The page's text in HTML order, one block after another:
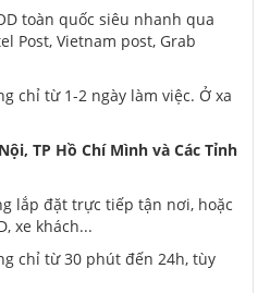
toàn quốc siêu nhanh qua
Post, Vietnam post, Grab
chỉ từ 1-2 ngày làm việc. Ở xa
TP Hồ Chí Mình và Các Tỉnh
lắp đặt trực tiếp tận nơi, hoặc
xe khách...
chỉ từ 30 phút đến 24h, tùy